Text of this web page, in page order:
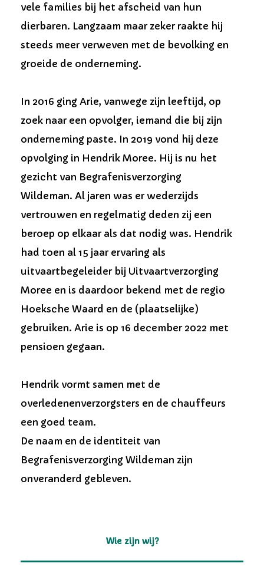
vele families bij het afscheid van hun
dierbaren. Langzaam maar zeker raakte hij
steeds meer verweven met de bevolking en
groeide de onderneming.
In 2016 ging Arie, vanwege zijn leeftijd, op
zoek naar een opvolger, iemand die bij zijn
onderneming paste. In 2019 vond hij deze
opvolging in Hendrik Moree. Hij is nu het
gezicht van Begrafenisverzorging
Wildeman. Al jaren was er wederzijds
vertrouwen en regelmatig deden zij een
beroep op elkaar als dat nodig was. Hendrik
had toen al 15 jaar ervaring als
uitvaartbegeleider bij Uitvaartverzorging
Moree en is daardoor bekend met de regio
Hoeksche Waard en de (plaatselijke)
gebruiken. Arie is op 16 december 2022 met
pensioen gegaan.
Hendrik vormt samen met de
overledenenverzorgsters en de chauffeurs
een goed team.
De naam en de identiteit van
Begrafenisverzorging Wildeman zijn
onveranderd gebleven.
Wie zijn wij?